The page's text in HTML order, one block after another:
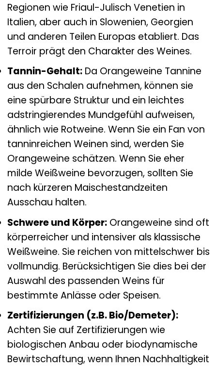
Regionen wie Friaul-Julisch Venetien in
Italien, aber auch in Slowenien, Georgien
und anderen Teilen Europas etabliert. Das
Terroir prägt den Charakter des Weines.
Tannin-Gehalt: Da Orangeweine Tannine
aus den Schalen aufnehmen, können sie
eine spürbare Struktur und ein leichtes
adstringierendes Mundgefühl aufweisen,
ähnlich wie Rotweine. Wenn Sie ein Fan von
tanninreichen Weinen sind, werden Sie
Orangeweine schätzen. Wenn Sie eher
milde Weißweine bevorzugen, sollten Sie
nach kürzeren Maischestandzeiten
Ausschau halten.
Schwere und Körper: Orangeweine sind oft
körperreicher und intensiver als klassische
Weißweine. Sie reichen von mittelschwer bis
vollmundig. Berücksichtigen Sie dies bei der
Auswahl des passenden Weins für
bestimmte Anlässe oder Speisen.
Zertifizierungen (z.B. Bio/Demeter):
Achten Sie auf Zertifizierungen wie
biologischen Anbau oder biodynamische
Bewirtschaftung, wenn Ihnen Nachhaltigkeit